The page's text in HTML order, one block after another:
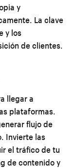
y
La clave
y los
de clientes.
llegar a
plataformas.
flujo de
Invierte las
el tráfico de tu
de contenido y